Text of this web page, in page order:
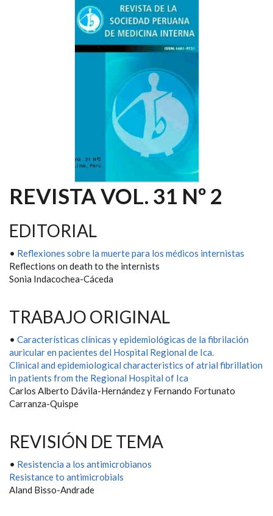
REVISTA VOL. 31 Nº 2
EDITORIAL
• Reflexiones sobre la muerte para los médicos internistas
Reflections on death to the internists
Sonia Indacochea-Cáceda
TRABAJO ORIGINAL
• Características clínicas y epidemiológicas de la fibrilación
auricular en pacientes del Hospital Regional de Ica.
Clinical and epidemiological characteristics of atrial fibrillation
in patients from the Regional Hospital of Ica
Carlos Alberto Dávila-Hernández y Fernando Fortunato
Carranza-Quispe
REVISIÓN DE TEMA
• Resistencia a los antimicrobianos
Resistance to antimicrobials
Aland Bisso-Andrade